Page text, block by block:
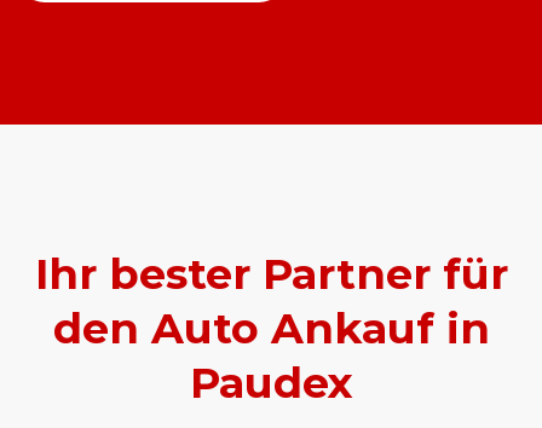
Ihr bester Partner für
den Auto Ankauf in
Paudex